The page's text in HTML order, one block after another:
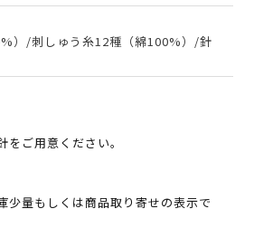
）/刺しゅう糸12種（綿100%）/針
ご用意ください。
量もしくは商品取り寄せの表示で